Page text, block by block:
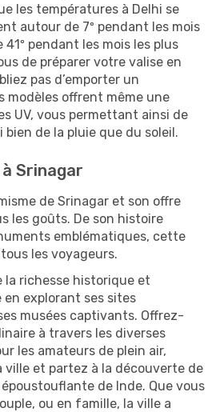
les températures à Delhi se
autour de 7º pendant les mois
pendant les mois les plus
de préparer votre valise en
pas d’emporter un
modèles offrent même une
UV, vous permettant ainsi de
de la pluie que du soleil.
Srinagar
de Srinagar et son offre
les goûts. De son histoire
emblématiques, cette
les voyageurs.
la richesse historique et
explorant ses sites
musées captivants. Offrez-
à travers les diverses
les amateurs de plein air,
ville et partez à la découverte de
de Inde. Que vous
ou en famille, la ville a